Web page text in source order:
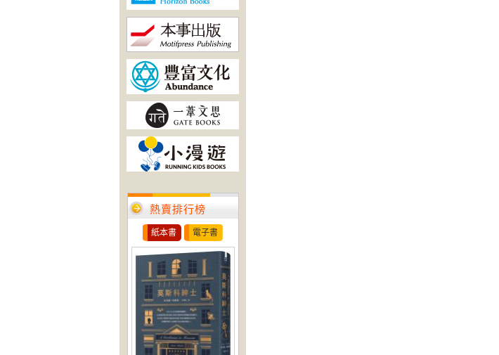
熱賣排行榜
紙本書 電子書